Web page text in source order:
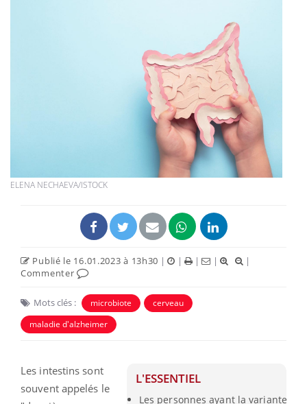
ELENA NECHAEVA/ISTOCK
Publié le 16.01.2023 à 13h30 | | | |
|
Commenter
Mots clés : microbiote
cerveau
maladie d'alzheimer
L'ESSENTIEL
Les personnes ayant la variante
Les intestins sont
souvent appelés le